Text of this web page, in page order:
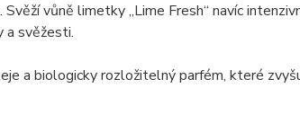
vůně limetky „Lime Fresh“ navíc
svěžesti.
a biologicky rozložitelný parfém, které